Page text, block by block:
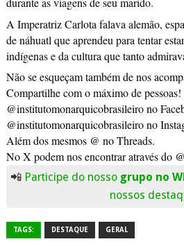
A Imperatriz Carlota falava alemão,
de náhuatl que aprendeu para tentar
indígenas e da cultura que tanto
Não se esqueçam também de nos
Compartilhe com o máximo de pessoas!
@institutomonarquicobrasileiro no
@institutomonarquicobrasileiro no
Além dos mesmos @ no Threads.
No X podem nos encontrar através do
📲 Participe do nosso grupo no
nossos
TAGS: DESTAQUE GERAL